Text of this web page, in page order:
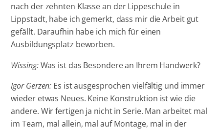
nach der zehnten Klasse an der Lippeschule in
Lippstadt, habe ich gemerkt, dass mir die Arbeit gut
gefällt. Daraufhin habe ich mich für einen
Ausbildungsplatz beworben.
Wissing:Was ist das Besondere an Ihrem Handwerk?
Igor Gerzen: Es ist ausgesprochen vielfältig und immer
wieder etwas Neues. Keine Konstruktion ist wie die
andere. Wir fertigen ja nicht in Serie. Man arbeitet mal
im Team, mal allein, mal auf Montage, mal in der